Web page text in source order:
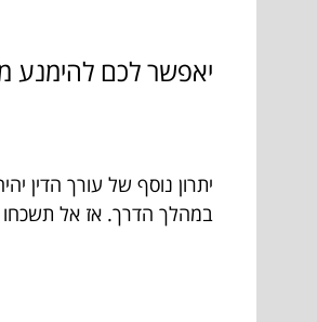
יאפשר לכם להימנע
יתרון נוסף של עורך הדין
במהלך הדרך. אז אל